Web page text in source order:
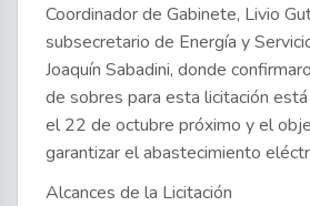
Coordinador de Gabinete, Livio
subsecretario de Energía y
Joaquín Sabadini, donde
de sobres para esta licitación
el 22 de octubre próximo y el
garantizar el abastecimiento
Alcances de la Licitación